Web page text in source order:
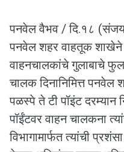
पनवेल वैभव / दि.१८ (संजय
पनवेल शहर वाहतूक शाखेने
वाहनचालकांचे गुलाबाचे
चालक दिनानिमित्त पनवेल
पळस्पे ते टी पॉइंट दरम्यान
पॉईंटवर वाहन चालकना
विभागामार्फत त्यांची